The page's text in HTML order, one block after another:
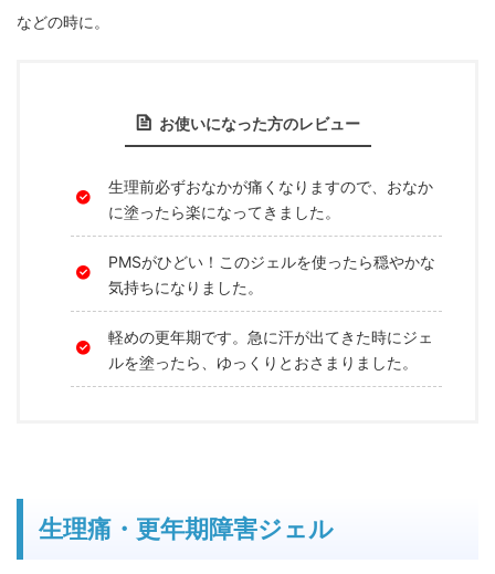
などの時に。
お使いになった方のレビュー
生理前必ずおなかが痛くなりますので、おなか
に塗ったら楽になってきました。
PMSがひどい！このジェルを使ったら穏やかな
気持ちになりました。
軽めの更年期です。急に汗が出てきた時にジェ
ルを塗ったら、ゆっくりとおさまりました。
生理痛・更年期障害ジェル